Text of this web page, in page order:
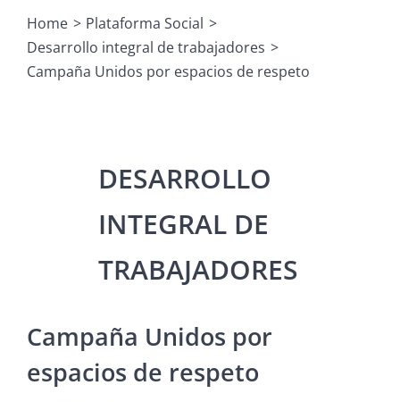
Comunicaciones
Home
Plataforma Social
Desarrollo integral de trabajadores
Campaña Unidos por espacios de respeto
Campaña Unidos por
espacios de respeto